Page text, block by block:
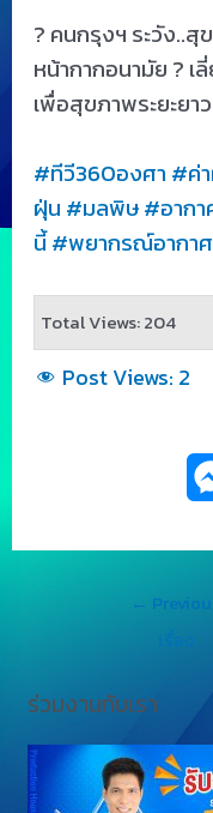
? คนกรุงฯ ระวัง..
หน้ากากอนามัย ? เ
เพื่อสุขภาพระยะยา
#ทีวี360องศา #ค่
ฝุ่น #มลพิษ#อากา
นี้#พยากรณ์อากาศ
Total Views: 204
Post Views: 2
←
เรื่อง
ร่วมงานกับเรา